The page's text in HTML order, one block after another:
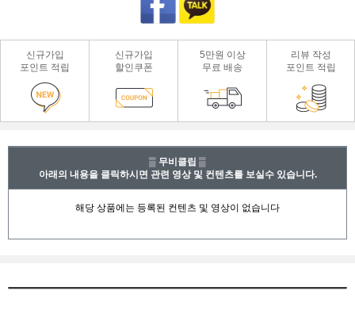
신규가입
포인트 적립
신규가입
할인쿠폰
5만원 이상
무료 배송
리뷰 작성
포인트 적립
▒ 무비클립 ▒
아래의 내용을 클릭하시면 관련 영상 및 컨텐츠를 보실수 있습니다.